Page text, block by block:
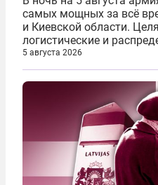
самых мощных за всё
и Киевской области.
логистические и
которые ВСУ
доставки вооружений и
назначения. Атака
5 августа 2026